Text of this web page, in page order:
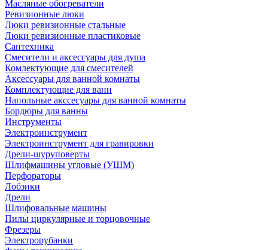
Масляные обогреватели
Ревизионные люки
Люки ревизионные стальные
Люки ревизионные пластиковые
Сантехника
Смесители и аксессуары для душа
Комлектующие для смесителей
Аксессуары для ванной комнаты
Комплектующие для ванн
Напольные акссесуары для ванной комнаты
Бордюры для ванны
Инструменты
Электроинструмент
Электроинструмент для гравировки
Дрели-шуруповерты
Шлифмашины угловые (УШМ)
Перфораторы
Лобзики
Дрели
Шлифовальные машины
Пилы циркулярные и торцовочные
Фрезеры
Электрорубанки